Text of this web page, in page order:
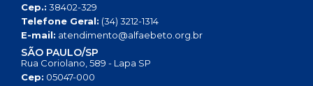
Cep.: 38402-329
Telefone Geral: (34) 3212-1314
E-mail: atendimento@alfaebeto.org.br
SÃO PAULO/SP
Rua Coriolano, 589 - Lapa SP
Cep: 05047-000